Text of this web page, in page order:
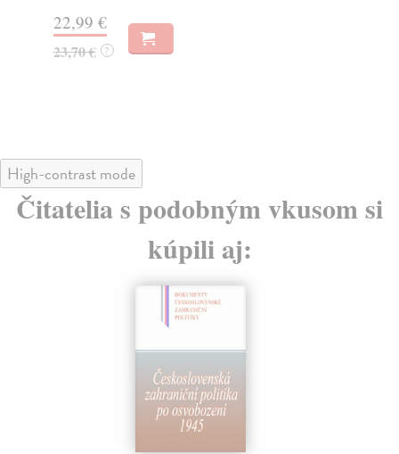
22,99 €
23,70 € ?
High-contrast mode
Čitatelia s podobným vkusom si
kúpili aj: